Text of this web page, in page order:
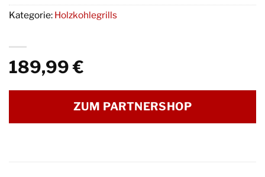
189,99€
ZUM PARTNERSHOP
Kategorie: Holzkohlegrills